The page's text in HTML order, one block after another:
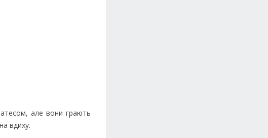
але вони грають
вдиху.